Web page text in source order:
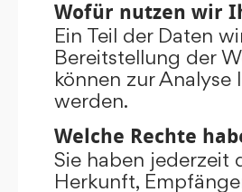
Wofür nutzen wir
Ein Teil der Daten
Bereitstellung der
können zur
werden.
Welche Rechte
Sie haben jederzeit
Herkunft,